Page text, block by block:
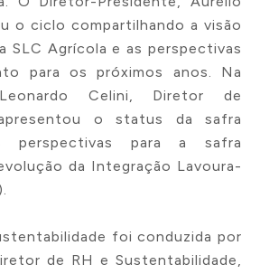
Telefone
Cidade -
o ciclo compartilhando a visão
SLC Agrícola e as perspectivas
para os próximos anos. Na
Celini, Diretor de
o status da safra
perspectivas para a safra
da Integração Lavoura-
foi conduzida por
de RH e Sustentabilidade,